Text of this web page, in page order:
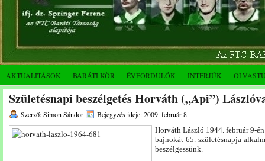
AKTUALITÁSOK BARÁTI KÖR ÉVFORDULÓK INTERJÚK
Születésnapi beszélgetés Horváth („Api”)
Szerző: Simon Sándor Bejegyzés ideje: 2009. február 8.
Horváth László 1944. február 9-
bajnokát 65. születésnapja
beszélgessünk.